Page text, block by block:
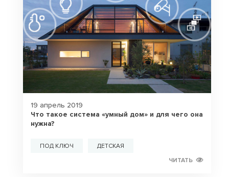
19 апрель 2019
Что такое система «умный дом» и для чего она
нужна?
ПОД КЛЮЧ
ДЕТСКАЯ
ЧИТАТЬ